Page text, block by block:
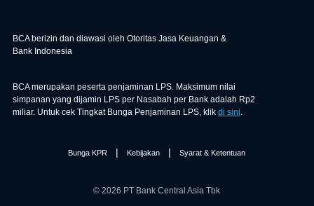
BCA berizin dan diawasi oleh Otoritas Jasa Keuangan &
Bank Indonesia
BCA merupakan peserta penjaminan LPS. Maksimum nilai
simpanan yang dijamin LPS per Nasabah per Bank adalah Rp2
miliar. Untuk cek Tingkat Bunga Penjaminan LPS, klik di sini.
Bunga KPR | Kebijakan | Syarat & Ketentuan
© 2026 PT Bank Central Asia Tbk